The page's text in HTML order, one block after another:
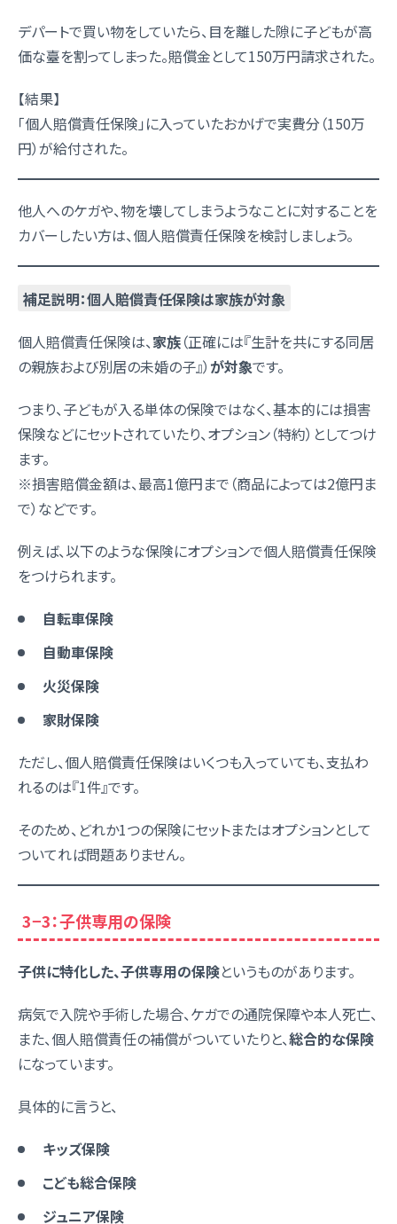
デパートで買い物をしていたら、目を離した隙に子どもが高
価な臺を割ってしまった。賠償金として150万円請求された。
【結果】
「個人賠償責任保険」に入っていたおかげで実費分（150万
円）が給付された。
他人へのケガや、物を壊してしまうようなことに対することを
カバーしたい方は、個人賠償責任保険を検討しましょう。
補足説明：個人賠償責任保険は家族が対象
個人賠償責任保険は、家族（正確には『生計を共にする同居
の親族および別居の未婚の子』） が対象です。
つまり、子どもが入る単体の保険ではなく、基本的には損害
保険などにセットされていたり、オプション（特約）としてつけ
ます。
※損害賠償金額は、最高1億円まで（商品によっては2億円ま
で）などです。
例えば、以下のような保険にオプションで個人賠償責任保険
をつけられます。
自転車保険
自動車保険
火災保険
家財保険
ただし、個人賠償責任保険はいくつも入っていても、支払わ
れるのは『1件』です。
そのため、どれか1つの保険にセットまたはオプションとして
ついてれば問題ありません。
3−3：子供専用の保険
子供に特化した、子供専用の保険というものがあります。
病気で入院や手術した場合、ケガでの通院保障や本人死亡、
また、個人賠償責任の補償がついていたりと、総合的な保険
になっています。
具体的に言うと、
キッズ保険
こども総合保険
ジュニア保険